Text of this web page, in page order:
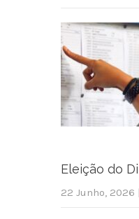
Eleição do
22 Junho, 2026